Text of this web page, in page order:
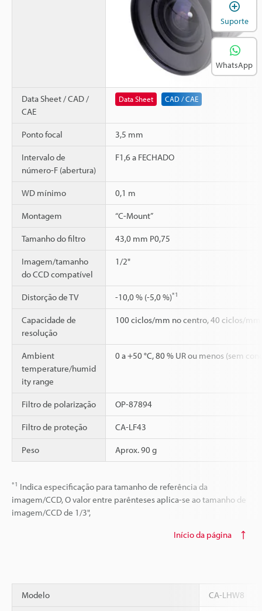
Data Sheet / CAD /
CAE
Data Sheet CAD / CAE
Ponto focal 3,5 mm
Intervalo de
número-F (abertura)
F1,6 a FECHADO
WD mínimo 0,1 m
Montagem “C-Mount”
Tamanho do filtro 43,0 mm P0,75
Imagem/tamanho
do CCD compatível
1/2"
Distorção de TV -10,0 % (-5,0 %)*1
Capacidade de
resolução
100 ciclos/mm no centro, 40 ciclos/
Ambient
temperature/humid
ity range
0 a +50 °C, 80 % UR ou menos (sem
Filtro de polarização OP-87894
Filtro de proteção CA-LF43
Peso Aprox. 90 g
*1 Indica especificação para tamanho de referência da
imagem/CCD, O valor entre parênteses aplica-se ao tamanho de
imagem/CCD de 1/3",
Início da página
Modelo CA-LHW8
Suporte
WhatsApp